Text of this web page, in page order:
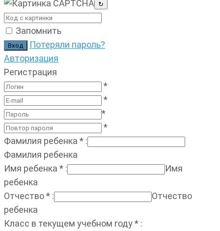
↻
Запомнить
Потеряли пароль?
Авторизация
Регистрация
*
*
*
*
Фамилия ребенка * :
Фамилия ребенка
Имя ребенка * :
Имя
ребенка
Отчество* :
Отчество
ребенка
Класс в текущем учебном году* :